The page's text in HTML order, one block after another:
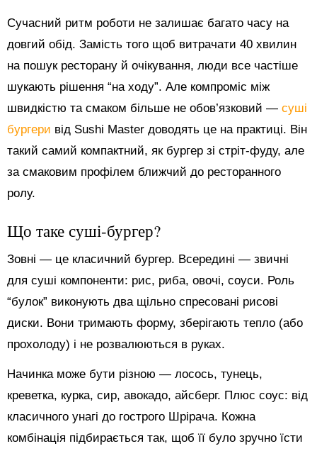
Сучасний ритм роботи не залишає багато часу на
довгий обід. Замість того щоб витрачати 40 хвилин
на пошук ресторану й очікування, люди все частіше
шукають рішення “на ходу”. Але компроміс між
швидкістю та смаком більше не обов’язковий — суші
бургери від Sushi Master доводять це на практиці. Він
такий самий компактний, як бургер зі стріт-фуду, але
за смаковим профілем ближчий до ресторанного
ролу.
Що таке суші-бургер?
Зовні — це класичний бургер. Всередині — звичні
для суші компоненти: рис, риба, овочі, соуси. Роль
“булок” виконують два щільно спресовані рисові
диски. Вони тримають форму, зберігають тепло (або
прохолоду) і не розвалюються в руках.
Начинка може бути різною — лосось, тунець,
креветка, курка, сир, авокадо, айсберг. Плюс соус: від
класичного унагі до гострого Шрірача. Кожна
комбінація підбирається так, щоб її було зручно їсти